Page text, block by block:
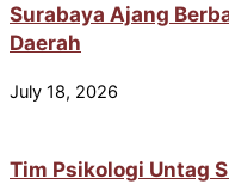
Surabaya Ajang
Daerah
July 18, 2026
Tim Psikologi Untag